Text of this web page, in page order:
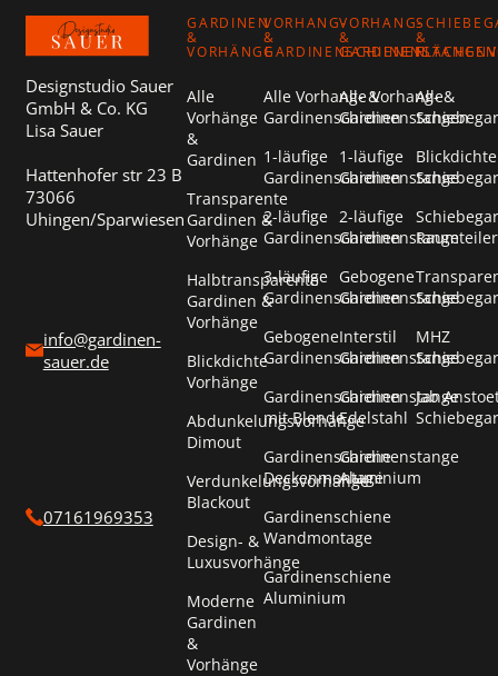
Designstudio Sauer
GmbH & Co. KG
Lisa Sauer
Hattenhofer str 23 B
73066
Uhingen/Sparwiesen
info@gardinen-
sauer.de
07161969353
GARDINEN
&
VORHÄNGE
Alle
Vorhänge
&
Gardinen
Transparente
Gardinen &
Vorhänge
Halbtransparente
Gardinen &
Vorhänge
Blickdichte
Vorhänge
Abdunkelungsvorhänge
Dimout
Verdunkelungsvorhänge
Blackout
Design- &
Luxusvorhänge
Moderne
Gardinen
&
Vorhänge
VORHANG-
&
GARDINENSCHIENEN
Alle Vorhang- &
Gardinenschienen
1-läufige
Gardinenschienen
2-läufige
Gardinenschienen
3-läufige
Gardinenschienen
Gebogene
Gardinenschienen
Gardinenschienen
mit Blende
Gardinenschiene
Deckenmontage
Gardinenschiene
Wandmontage
Gardinenschiene
Aluminium
VORHANG-
&
GARDINENSTANGEN
Alle Vorhang- &
Gardinenstangen
1-läufige
Gardinenstange
2-läufige
Gardinenstange
Gebogene
Gardinenstange
Interstil
Gardinenstange
Gardinenstange
Edelstahl
Gardinenstange
Aluminium
&
Alle
Blickdichte
Raumteiler
MHZ
Jab